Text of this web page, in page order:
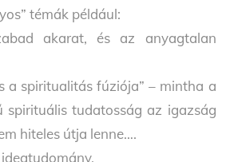
témák például:
akarat, és az anyagtalan
a spiritualitás fúziója” – mintha a
spirituális tudatosság az igazság
hiteles útja lenne….